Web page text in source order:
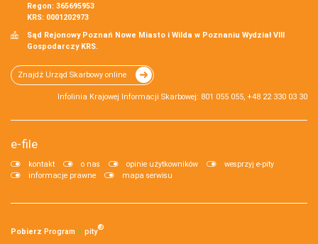
Regon: 365695953
KRS: 0001202973
Sąd Rejonowy Poznań Nowe Miasto i Wilda w Poznaniu Wydział VIII
Gospodarczy KRS.
Znajdź Urząd Skarbowy online
Infolinia Krajowej Informacji Skarbowej: 801 055 055, +48 22 330 03 30
e-file
kontakt o nas opinie użytkowników
wesprzyj e-pity
informacje prawne
mapa serwisu
Pobierz Program e‑pity®